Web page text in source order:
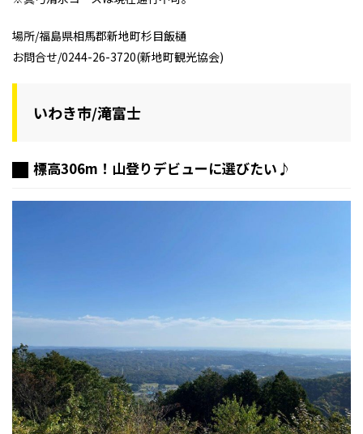
場所/福島県相馬郡新地町杉目飯樋
お問合せ/0244-26-3720(新地町観光協会)
いわき市/滝富士
標高306m！山登りデビューに選びたい♪